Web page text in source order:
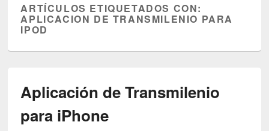
ARTÍCULOS ETIQUETADOS CON:
APLICACION DE TRANSMILENIO PARA
IPOD
Aplicación de Transmilenio
para iPhone